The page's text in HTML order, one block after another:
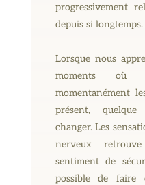
progressivement
depuis si longtemps.
Lorsque nous
moments où
momentanément
présent,
changer. Les
nerveux
sentiment de
possible de faire